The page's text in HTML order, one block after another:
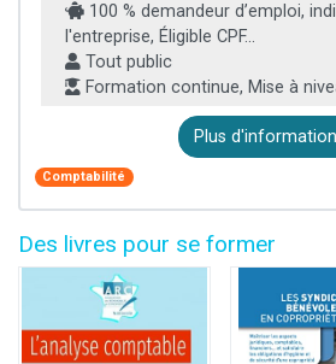
100 % demandeur d’emploi,
l'entreprise, Éligible CPF...
Tout public
Formation continue, Mise à
Plus
Comptabilité
Des livres pour se former